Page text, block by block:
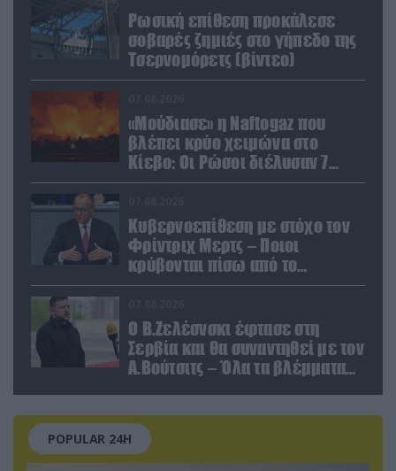
Ρωσική επίθεση προκάλεσε
σοβαρές ζημιές στο γήπεδο της
Τσερνομόρετς (βίντεο)
«Μούδιασε» η Naftogaz που
βλέπει κρύο χειμώνα στο
Κίεβο: Οι Ρώσοι διέλυσαν 7
εγκαταστάσεις του ουκρανικού
Κυβερνοεπίθεση με στόχο τον
Φρίντριχ Μερτς – Ποιοι
κρύβονται πίσω από το
παραποιημένο βίντεο
Ο Β.Ζελέσνσκι έφτασε στη
Σερβία και θα συναντηθεί με τον
Α.Βούτσιτς – Όλα τα βλέμματα
POPULAR 24H